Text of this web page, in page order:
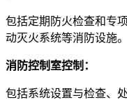
包括定期防火检查和专
动灭火系统等消防设施。
消防控制室控制：
包括系统设置与检查、